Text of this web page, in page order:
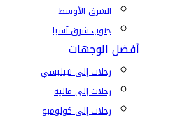
الشرق الأوسط
جنوب شرق آسيا
أفضل الوجهات
رحلات إلى تبيليسي
رحلات إلى ماليه
رحلات إلى كولومبو